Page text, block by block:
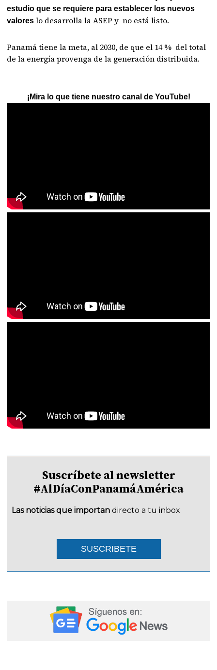
estudio que se requiere para establecer los nuevos
valoreslo desarrolla la ASEP y no está listo.
Panamá tiene la meta, al 2030, de que el 14 % del total
de la energía provenga de la generación distribuida.
¡Mira lo que tiene nuestro canal de YouTube!
Suscríbete al newsletter
#AlDíaConPanamáAmérica
Las noticias que importan directo a tu inbox
SUSCRIBETE